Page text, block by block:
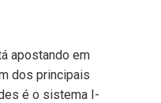
apostando em
dos principais
é o sistema I-